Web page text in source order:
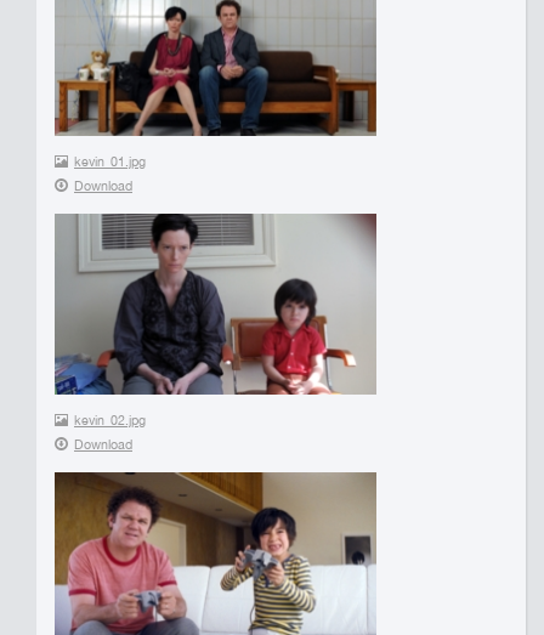
kevin_01.jpg
Download
kevin_02.jpg
Download